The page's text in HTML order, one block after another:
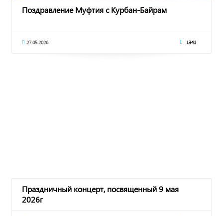
Поздравление Муфтия с Курбан-Байрам
27.05.2026 1341
Праздничный концерт, посвященный 9 мая
2026г